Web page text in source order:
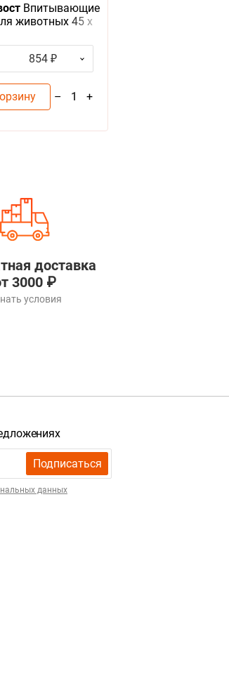
Впитывающие
животных 45 х
854 ₽
– 1 +
доставка
3000 ₽
условия
Подписаться
данных